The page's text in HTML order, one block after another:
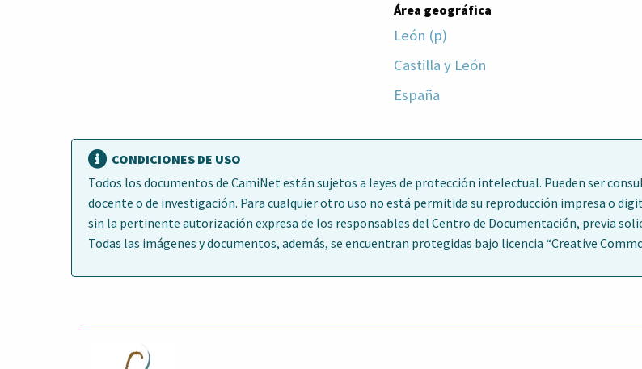
Área geográfica
León (p)
Castilla y León
España
CONDICIONES DE USO
Todos los documentos de CamiNet están sujetos a leyes de protección intelectual. Pueden ser
docente o de investigación. Para cualquier otro uso no está permitida su reproducción impresa o
sin la pertinente autorización expresa de los responsables del Centro de Documentación, previa
Todas las imágenes y documentos, además, se encuentran protegidas bajo licencia “Creative